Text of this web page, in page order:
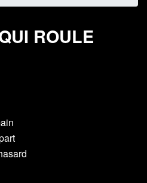
ROULE